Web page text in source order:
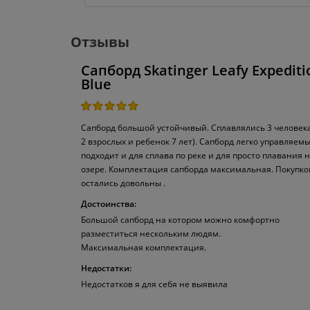
Отзывы
Сапборд Skatinger Leafy
Blue
Сапборд большой устойчивый. Сплавлялись 3
2 взрослых и ребенок 7 лет). Сапборд легко
подходит и для сплава по реке и для просто плавания
озере. Комплектация сапборда максимальная.
остались довольны .
Достоинства:
Большой сапборд на котором можно комфортно
разместиться нескольким людям.
Максимальная комплектация.
Недостатки:
Недостатков я для себя не выявила